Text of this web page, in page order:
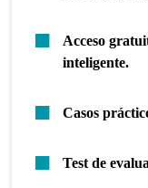
Acceso
inteligente.
Casos
Test de